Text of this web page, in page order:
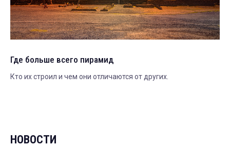
Где больше всего пирамид
Кто их строил и чем они отличаются от других.
НОВОСТИ